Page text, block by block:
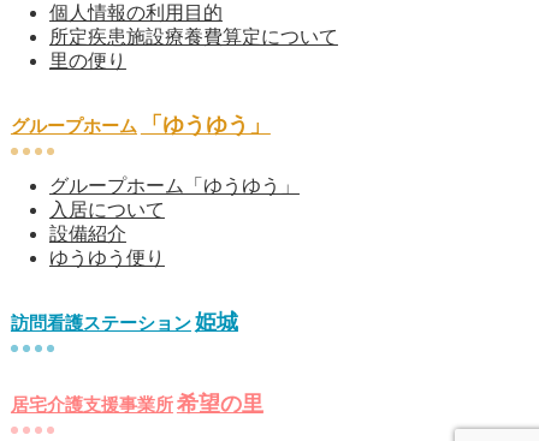
個人情報の利用目的
所定疾患施設療養費算定について
里の便り
グループホーム 「ゆうゆう」
グループホーム「ゆうゆう」
入居について
設備紹介
ゆうゆう便り
訪問看護ステーション姫城
居宅介護支援事業所希望の里